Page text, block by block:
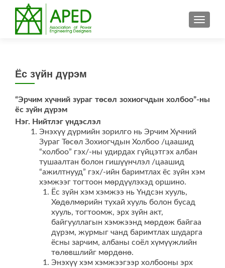
Ёс зүйн дүрэм
“Эрчим хүчний зураг төсөл зохиогчдын холбоо”-ны
ёс зүйн дүрэм
Нэг. Нийтлэг үндэслэл
Энэхүү дүрмийн зорилго нь Эрчим Хүчний
Зураг Төсөл Зохиогчдын Холбоо /цаашид
“холбоо” гэх/-ны удирдах гүйцэтгэх албан
тушаалтан болон гишүүнчлэл /цаашид
“ажилтнууд” гэх/-ийн баримтлах ёс зүйн хэм
хэмжээг тогтоон мөрдүүлэхэд оршино.
Ёс зүйн хэм хэмжээ нь Үндсэн хууль,
Хөдөлмөрийн тухай хууль болон бусад
хууль, тогтоомж, эрх зүйн акт,
байгууллагын хэмжээнд мөрдөж байгаа
дүрэм, журмыг чанд баримтлах шударга
ёсны зарчим, албаны соёл хүмүүжлийн
төлөвшлийг мөрдөнө.
Энэхүү хэм хэмжээгээр холбооны эрх